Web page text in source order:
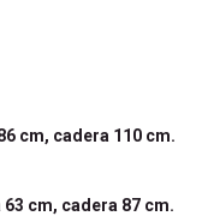
cm, cadera 110 cm.
cm, cadera 87 cm.